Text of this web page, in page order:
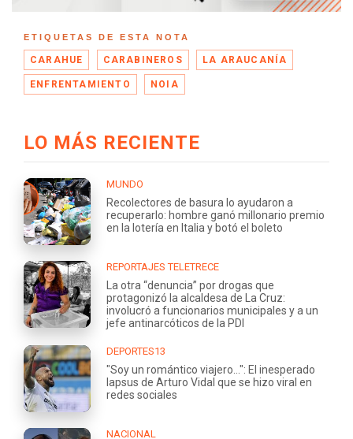
ETIQUETAS DE ESTA NOTA
CARAHUE CARABINEROS LA ARAUCANÍA
ENFRENTAMIENTO NOIA
LO MÁS RECIENTE
MUNDO
Recolectores de basura lo ayudaron a
recuperarlo: hombre ganó millonario premio
en la lotería en Italia y botó el boleto
REPORTAJES TELETRECE
La otra “denuncia” por drogas que
protagonizó la alcaldesa de La Cruz:
involucró a funcionarios municipales y a un
jefe antinarcóticos de la PDI
DEPORTES13
"Soy un romántico viajero...": El inesperado
lapsus de Arturo Vidal que se hizo viral en
redes sociales
NACIONAL